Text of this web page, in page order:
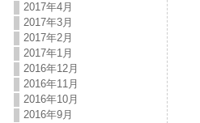
2017年4月
2017年3月
2017年2月
2017年1月
2016年12月
2016年11月
2016年10月
2016年9月